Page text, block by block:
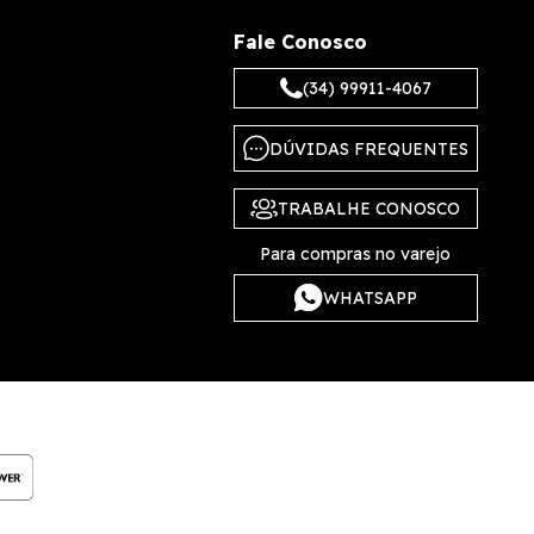
Fale Conosco
(34) 99911-4067
DÚVIDAS FREQUENTES
TRABALHE CONOSCO
Para compras no varejo
WHATSAPP